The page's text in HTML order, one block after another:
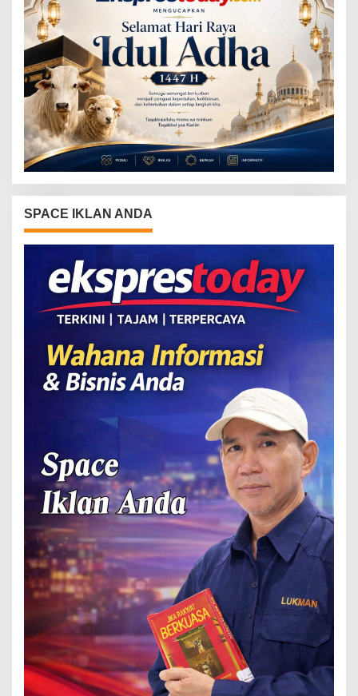
SPACE IKLAN ANDA